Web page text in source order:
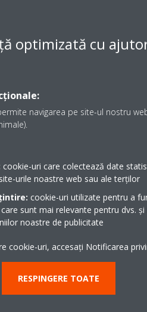
optimizată cu
navigarea pe site-ul nostru
cookie-uri care colectează date
urile noastre web sau ale terților
cookie-uri utilizate pentru a
sunt mai relevante pentru dvs. și
noastre de publicitate
cookie-uri, accesați Notificarea
RESPINGERE TOATE